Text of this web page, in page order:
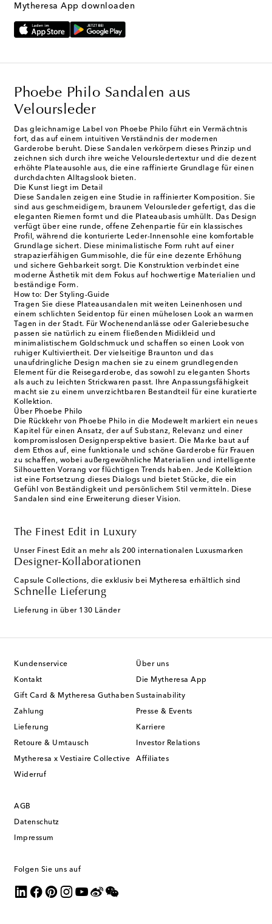
Mytheresa App downloaden
Phoebe Philo Sandalen aus
Veloursleder
Das gleichnamige Label von Phoebe Philo führt ein Vermächtnis
fort, das auf einem intuitiven Verständnis der modernen
Garderobe beruht. Diese Sandalen verkörpern dieses Prinzip und
zeichnen sich durch ihre weiche Veloursledertextur und die dezent
erhöhte Plateausohle aus, die eine raffinierte Grundlage für einen
durchdachten Alltagslook bieten.
Die Kunst liegt im Detail
Diese Sandalen zeigen eine Studie in raffinierter Komposition. Sie
sind aus geschmeidigem, braunem Veloursleder gefertigt, das die
eleganten Riemen formt und die Plateaubasis umhüllt. Das Design
verfügt über eine runde, offene Zehenpartie für ein klassisches
Profil, während die konturierte Leder-Innensohle eine komfortable
Grundlage sichert. Diese minimalistische Form ruht auf einer
strapazierfähigen Gummisohle, die für eine dezente Erhöhung
und sichere Gehbarkeit sorgt. Die Konstruktion verbindet eine
moderne Ästhetik mit dem Fokus auf hochwertige Materialien und
beständige Form.
How to: Der Styling-Guide
Tragen Sie diese Plateausandalen mit weiten Leinenhosen und
einem schlichten Seidentop für einen mühelosen Look an warmen
Tagen in der Stadt. Für Wochenendanlässe oder Galeriebesuche
passen sie natürlich zu einem fließenden Midikleid und
minimalistischem Goldschmuck und schaffen so einen Look von
ruhiger Kultiviertheit. Der vielseitige Braunton und das
unaufdringliche Design machen sie zu einem grundlegenden
Element für die Reisegarderobe, das sowohl zu eleganten Shorts
als auch zu leichten Strickwaren passt. Ihre Anpassungsfähigkeit
macht sie zu einem unverzichtbaren Bestandteil für eine kuratierte
Kollektion.
Über Phoebe Philo
Die Rückkehr von Phoebe Philo in die Modewelt markiert ein neues
Kapitel für einen Ansatz, der auf Substanz, Relevanz und einer
kompromisslosen Designperspektive basiert. Die Marke baut auf
dem Ethos auf, eine funktionale und schöne Garderobe für Frauen
zu schaffen, wobei außergewöhnliche Materialien und intelligente
Silhouetten Vorrang vor flüchtigen Trends haben. Jede Kollektion
ist eine Fortsetzung dieses Dialogs und bietet Stücke, die ein
Gefühl von Beständigkeit und persönlichem Stil vermitteln. Diese
Sandalen sind eine Erweiterung dieser Vision.
The Finest Edit in Luxury
Unser Finest Edit an mehr als 200 internationalen Luxusmarken
Designer-Kollaborationen
Capsule Collections, die exklusiv bei Mytheresa erhältlich sind
Schnelle Lieferung
Lieferung in über 130 Länder
Kundenservice
Kontakt
Gift Card & Mytheresa Guthaben
Zahlung
Lieferung
Retoure & Umtausch
Mytheresa x Vestiaire Collective
Widerruf
Über uns
Die Mytheresa App
Sustainability
Presse & Events
Karriere
Investor Relations
Affiliates
AGB
Datenschutz
Impressum
Folgen Sie uns auf